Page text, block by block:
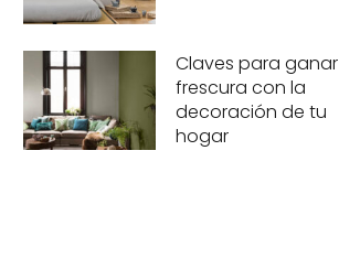
Claves para ganar
frescura con la
decoración de tu
hogar